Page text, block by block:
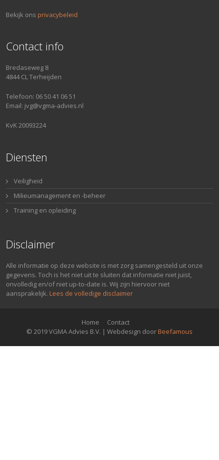
Bekijk ons privacybeleid
Contact info
Bredaseweg 8
4844 CL Terheijden
Telefoon: 06 50 41 06 51
Email: jvg@vgma-advies.nl
KvK 20093224
Diensten
Veiligheid
Milieumanagement en -beheer
Training en opleiding
Disclaimer
Alle informatie op deze website is met zorg samengesteld uit onze
gegevens. Toch is het niet uit te sluiten dat informatie niet juist,
onvolledig en/of niet up-to-date is. Wij zijn hiervoor niet
aansprakelijk. Lees de volledige disclaimer
Home
Contact
© 2019 VGMA Advies B.V. | Webdesign doorBeefamous